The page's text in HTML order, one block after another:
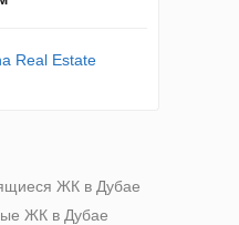
Real Estate
ЖК в Дубае
ЖК в Дубае